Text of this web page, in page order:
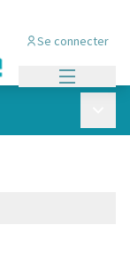
Se connecter